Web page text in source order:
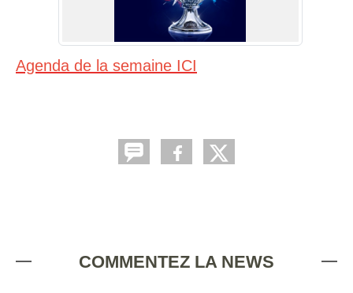
Agenda de la semaine ICI
COMMENTEZ LA NEWS